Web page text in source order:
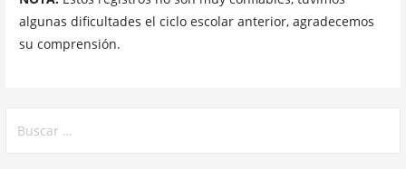
algunas dificultades el ciclo escolar anterior, agradecemos
su comprensión.